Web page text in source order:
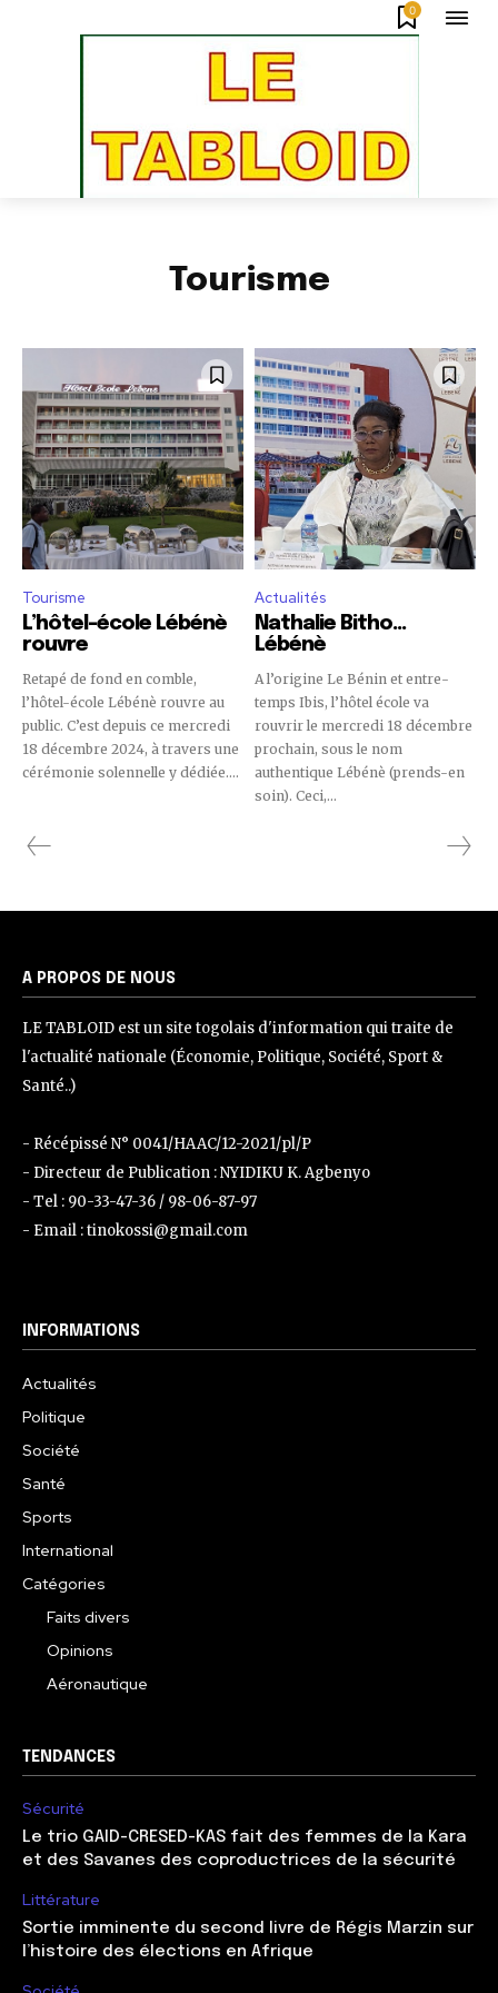
0
Tourisme
Tourisme
L’hôtel-école Lébénè
rouvre
Retapé de fond en comble,
l’hôtel-école Lébénè rouvre au
public. C’est depuis ce mercredi
18 décembre 2024, à travers une
cérémonie solennelle y dédiée....
Actualités
Nathalie Bitho…
Lébénè
A l’origine Le Bénin et entre-
temps Ibis, l’hôtel école va
rouvrir le mercredi 18 décembre
prochain, sous le nom
authentique Lébénè (prends-en
soin). Ceci,...
A PROPOS DE NOUS
LE TABLOID est un site togolais d'information qui traite de
l'actualité nationale (Économie, Politique, Société, Sport &
Santé..)
- Récépissé N° 0041/HAAC/12-2021/pl/P
- Directeur de Publication : NYIDIKU K. Agbenyo
- Tel : 90-33-47-36 / 98-06-87-97
- Email : tinokossi@gmail.com
INFORMATIONS
Actualités
Politique
Société
Santé
Sports
International
Catégories
Faits divers
Opinions
Aéronautique
TENDANCES
Sécurité
Le trio GAID-CRESED-KAS fait des femmes de la Kara
et des Savanes des coproductrices de la sécurité
Littérature
Sortie imminente du second livre de Régis Marzin sur
l’histoire des élections en Afrique